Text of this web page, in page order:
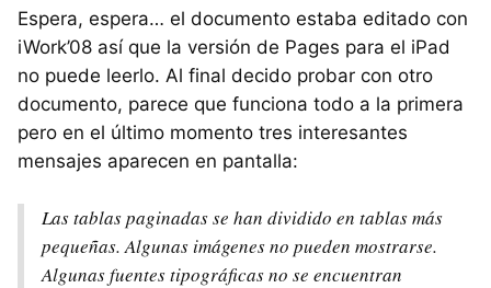
Espera, espera… el documento estaba editado con
iWork’08 así que la versión de Pages para el iPad
no puede leerlo. Al final decido probar con otro
documento, parece que funciona todo a la primera
pero en el último momento tres interesantes
mensajes aparecen en pantalla:
Las tablas paginadas se han dividido en tablas más
pequeñas. Algunas imágenes no pueden mostrarse.
Algunas fuentes tipográficas no se encuentran